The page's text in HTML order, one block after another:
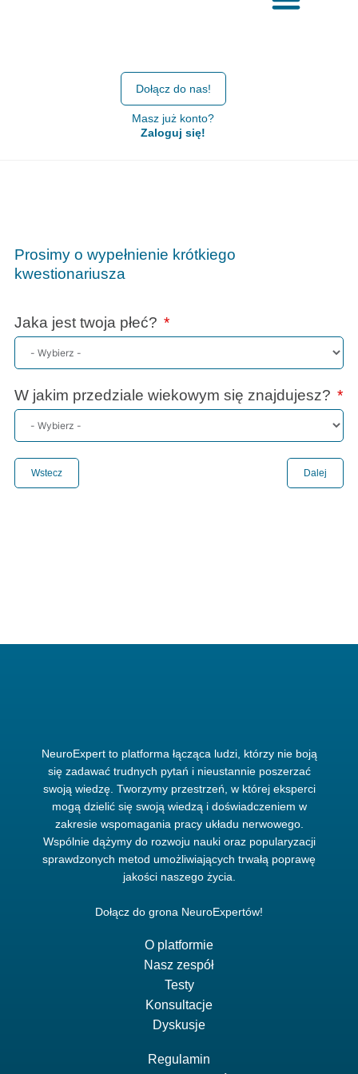
Dołącz do nas!
Masz już konto?
Zaloguj się!
Prosimy o wypełnienie krótkiego
kwestionariusza
Jaka jest twoja płeć?
W jakim przedziale wiekowym się znajdujesz?
Wstecz Dalej
NeuroExpert to platforma łącząca ludzi, którzy nie boją
się zadawać trudnych pytań i nieustannie poszerzać
swoją wiedzę. Tworzymy przestrzeń, w której eksperci
mogą dzielić się swoją wiedzą i doświadczeniem w
zakresie wspomagania pracy układu nerwowego.
Wspólnie dążymy do rozwoju nauki oraz popularyzacji
sprawdzonych metod umożliwiających trwałą poprawę
jakości naszego życia.
Dołącz do grona NeuroExpertów!
O platformie
Nasz zespół
Testy
Konsultacje
Dyskusje
Regulamin